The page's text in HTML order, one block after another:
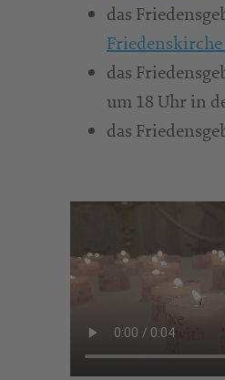
das
das
um 18 Uhr in
das